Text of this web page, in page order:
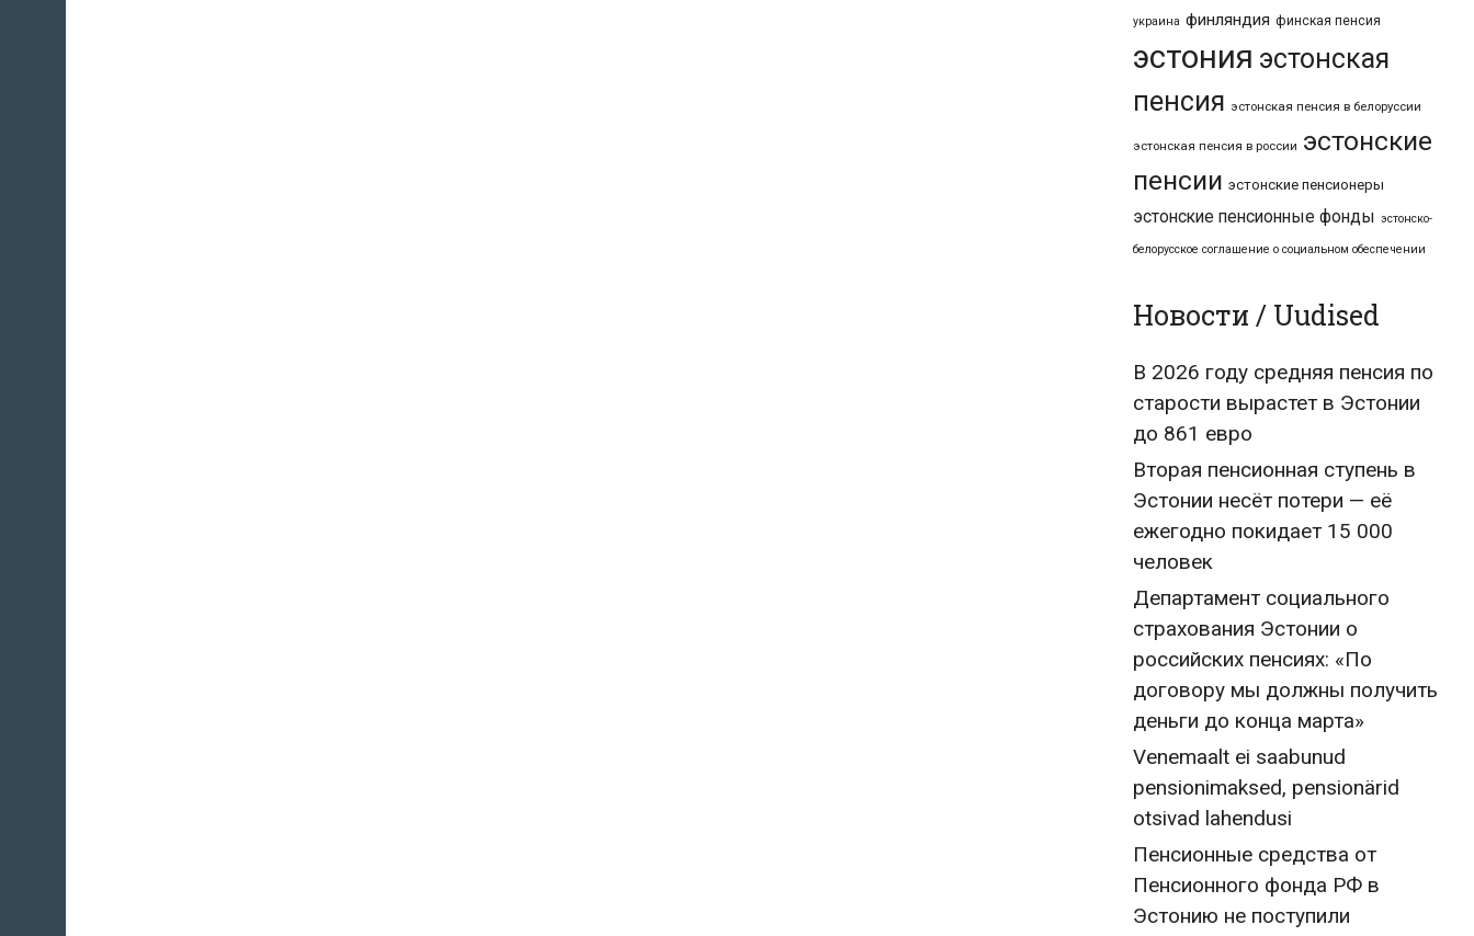
украина финляндия финская пенсия
эстония эстонская
пенсия эстонская пенсия в белоруссии
эстонская пенсия в россии эстонские
пенсии эстонские пенсионеры
эстонские пенсионные фонды эстонско-
белорусское соглашение о социальном обеспечении
Новости / Uudised
В 2026 году средняя пенсия по
старости вырастет в Эстонии
до 861 евро
Вторая пенсионная ступень в
Эстонии несёт потери — её
ежегодно покидает 15 000
человек
Департамент социального
страхования Эстонии о
российских пенсиях: «По
договору мы должны получить
деньги до конца марта»
Venemaalt ei saabunud
pensionimaksed, pensionärid
otsivad lahendusi
Пенсионные средства от
Пенсионного фонда РФ в
Эстонию не поступили